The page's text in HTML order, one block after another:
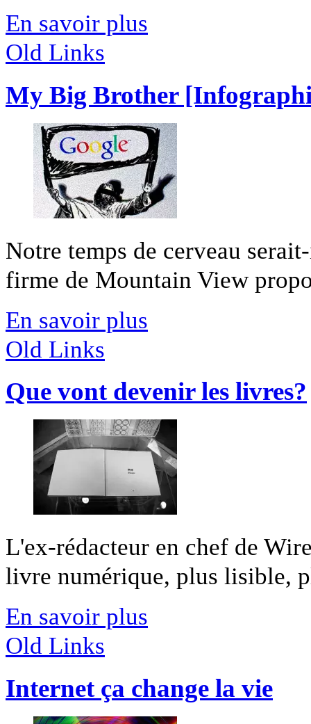
En savoir plus
Old Links
My Big Brother
Notre temps de cerveau
firme de Mountain View
En savoir plus
Old Links
Que vont devenir les livres?
L'ex-rédacteur en chef de
livre numérique, plus lisible,
En savoir plus
Old Links
Internet ça change la vie